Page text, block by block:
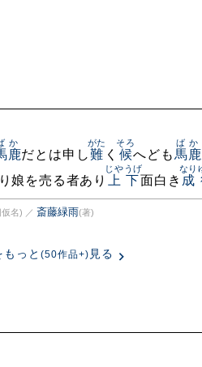
鹿
か
だとは申し難
がた
く 候
そろ
へども 馬鹿
ばか
娘を売る者あり 上下
じやうげ
面白き 成
なり
名) ／ 斎藤緑雨(著)
っと (50作品+) 見る